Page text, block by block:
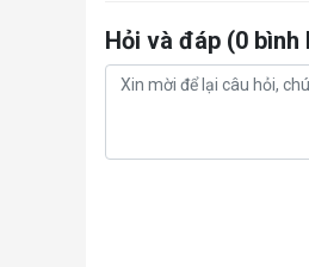
Hỏi và đáp (0 bình